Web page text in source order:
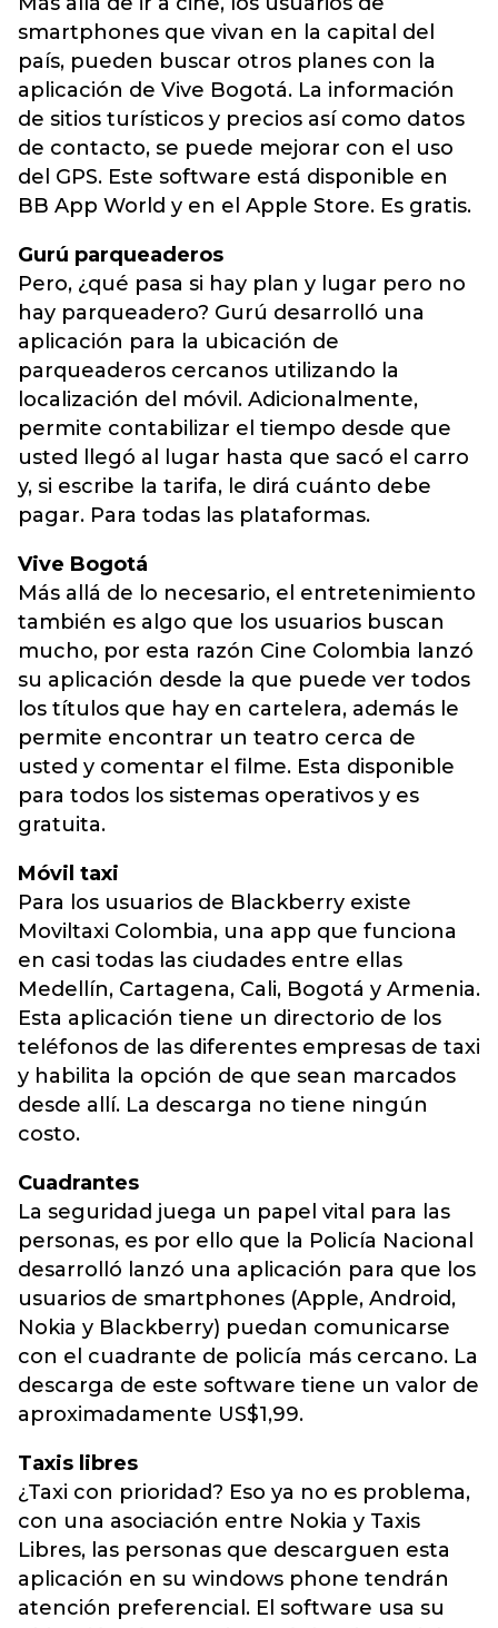
smartphones que vivan en la capital del
país, pueden buscar otros planes con la
aplicación de Vive Bogotá. La información
de sitios turísticos y precios así como datos
de contacto, se puede mejorar con el uso
del GPS. Este software está disponible en
BB App World y en el Apple Store. Es gratis.
Gurú parqueaderos
Pero, ¿qué pasa si hay plan y lugar pero no
hay parqueadero? Gurú desarrolló una
aplicación para la ubicación de
parqueaderos cercanos utilizando la
localización del móvil. Adicionalmente,
permite contabilizar el tiempo desde que
usted llegó al lugar hasta que sacó el carro
y, si escribe la tarifa, le dirá cuánto debe
pagar. Para todas las plataformas.
Vive Bogotá
Más allá de lo necesario, el entretenimiento
también es algo que los usuarios buscan
mucho, por esta razón Cine Colombia lanzó
su aplicación desde la que puede ver todos
los títulos que hay en cartelera, además le
permite encontrar un teatro cerca de
usted y comentar el filme. Esta disponible
para todos los sistemas operativos y es
gratuita.
Móvil taxi
Para los usuarios de Blackberry existe
Moviltaxi Colombia, una app que funciona
en casi todas las ciudades entre ellas
Medellín, Cartagena, Cali, Bogotá y Armenia.
Esta aplicación tiene un directorio de los
teléfonos de las diferentes empresas de taxi
y habilita la opción de que sean marcados
desde allí. La descarga no tiene ningún
costo.
Cuadrantes
La seguridad juega un papel vital para las
personas, es por ello que la Policía Nacional
desarrolló lanzó una aplicación para que los
usuarios de smartphones (Apple, Android,
Nokia y Blackberry) puedan comunicarse
con el cuadrante de policía más cercano. La
descarga de este software tiene un valor de
aproximadamente US$1,99.
Taxis libres
¿Taxi con prioridad? Eso ya no es problema,
con una asociación entre Nokia y Taxis
Libres, las personas que descarguen esta
aplicación en su windows phone tendrán
atención preferencial. El software usa su